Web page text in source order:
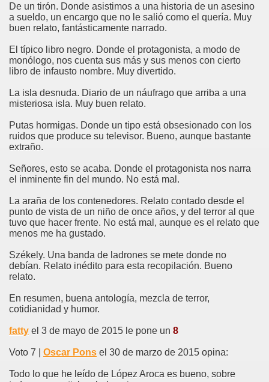
De un tirón. Donde asistimos a una historia de un asesino
a sueldo, un encargo que no le salió como el quería. Muy
buen relato, fantásticamente narrado.
El típico libro negro. Donde el protagonista, a modo de
monólogo, nos cuenta sus más y sus menos con cierto
libro de infausto nombre. Muy divertido.
La isla desnuda. Diario de un náufrago que arriba a una
misteriosa isla. Muy buen relato.
Putas hormigas. Donde un tipo está obsesionado con los
ruidos que produce su televisor. Bueno, aunque bastante
extraño.
Señores, esto se acaba. Donde el protagonista nos narra
el inminente fin del mundo. No está mal.
La araña de los contenedores. Relato contado desde el
punto de vista de un niño de once años, y del terror al que
tuvo que hacer frente. No está mal, aunque es el relato que
menos me ha gustado.
Székely. Una banda de ladrones se mete donde no
debían. Relato inédito para esta recopilación. Bueno
relato.
En resumen, buena antología, mezcla de terror,
cotidianidad y humor.
fatty el 3 de mayo de 2015 le pone un 8
Voto 7 | Oscar Pons el 30 de marzo de 2015 opina:
Todo lo que he leído de López Aroca es bueno, sobre